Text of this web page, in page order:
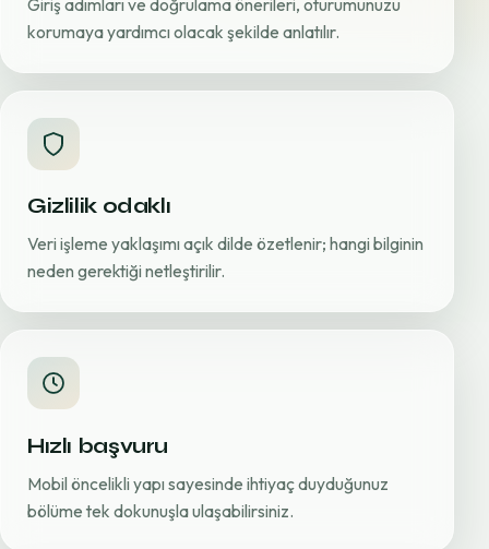
korumaya yardımcı olacak şekilde anlatılır.
Gizlilik odaklı
Veri işleme yaklaşımı açık dilde özetlenir; hangi bilginin
neden gerektiği netleştirilir.
Hızlı başvuru
Mobil öncelikli yapı sayesinde ihtiyaç duyduğunuz
bölüme tek dokunuşla ulaşabilirsiniz.